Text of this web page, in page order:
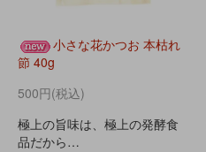
小さな花かつお 本枯れ
節 40g
500円(税込)
極上の旨味は、極上の発酵食
品だから…